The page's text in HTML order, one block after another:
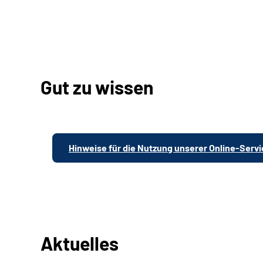
Gut zu wissen
Hinweise für die Nutzung unserer Online-
Aktuelles